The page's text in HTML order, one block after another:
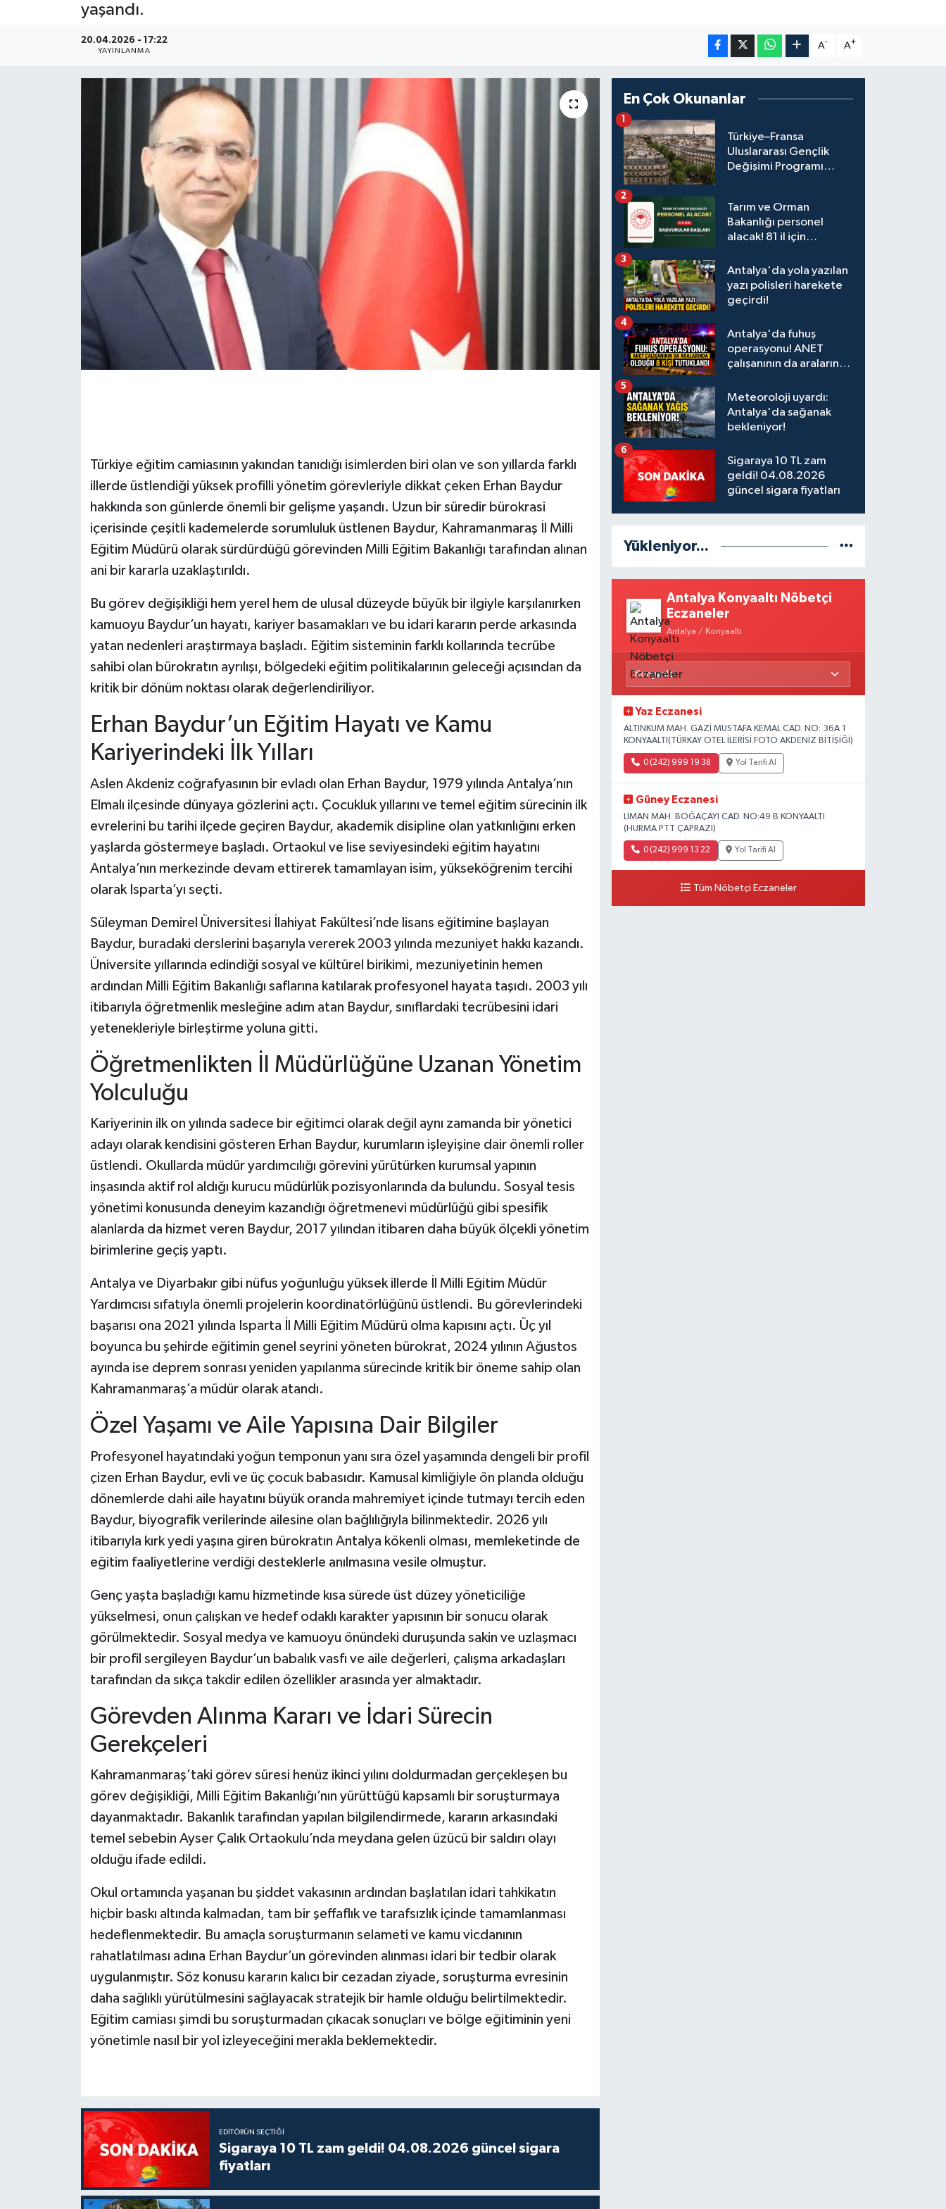
yaşandı.
20.04.2026 - 17:22
YAYINLANMA
A- A+
Türkiye eğitim camiasının yakından tanıdığı isimlerden biri olan ve son yıllarda farklı
illerde üstlendiği yüksek profilli yönetim görevleriyle dikkat çeken Erhan Baydur
hakkında son günlerde önemli bir gelişme yaşandı. Uzun bir süredir bürokrasi
içerisinde çeşitli kademelerde sorumluluk üstlenen Baydur, Kahramanmaraş İl Milli
Eğitim Müdürü olarak sürdürdüğü görevinden Milli Eğitim Bakanlığı tarafından alınan
ani bir kararla uzaklaştırıldı.
Bu görev değişikliği hem yerel hem de ulusal düzeyde büyük bir ilgiyle karşılanırken
kamuoyu Baydur’un hayatı, kariyer basamakları ve bu idari kararın perde arkasında
yatan nedenleri araştırmaya başladı. Eğitim sisteminin farklı kollarında tecrübe
sahibi olan bürokratın ayrılışı, bölgedeki eğitim politikalarının geleceği açısından da
kritik bir dönüm noktası olarak değerlendiriliyor.
Erhan Baydur’un Eğitim Hayatı ve Kamu
Kariyerindeki İlk Yılları
Aslen Akdeniz coğrafyasının bir evladı olan Erhan Baydur, 1979 yılında Antalya’nın
Elmalı ilçesinde dünyaya gözlerini açtı. Çocukluk yıllarını ve temel eğitim sürecinin ilk
evrelerini bu tarihi ilçede geçiren Baydur, akademik disipline olan yatkınlığını erken
yaşlarda göstermeye başladı. Ortaokul ve lise seviyesindeki eğitim hayatını
Antalya’nın merkezinde devam ettirerek tamamlayan isim, yükseköğrenim tercihi
olarak Isparta’yı seçti.
Süleyman Demirel Üniversitesi İlahiyat Fakültesi’nde lisans eğitimine başlayan
Baydur, buradaki derslerini başarıyla vererek 2003 yılında mezuniyet hakkı kazandı.
Üniversite yıllarında edindiği sosyal ve kültürel birikimi, mezuniyetinin hemen
ardından Milli Eğitim Bakanlığı saflarına katılarak profesyonel hayata taşıdı. 2003 yılı
itibarıyla öğretmenlik mesleğine adım atan Baydur, sınıflardaki tecrübesini idari
yetenekleriyle birleştirme yoluna gitti.
Öğretmenlikten İl Müdürlüğüne Uzanan Yönetim
Yolculuğu
Kariyerinin ilk on yılında sadece bir eğitimci olarak değil aynı zamanda bir yönetici
adayı olarak kendisini gösteren Erhan Baydur, kurumların işleyişine dair önemli roller
üstlendi. Okullarda müdür yardımcılığı görevini yürütürken kurumsal yapının
inşasında aktif rol aldığı kurucu müdürlük pozisyonlarında da bulundu. Sosyal tesis
yönetimi konusunda deneyim kazandığı öğretmenevi müdürlüğü gibi spesifik
alanlarda da hizmet veren Baydur, 2017 yılından itibaren daha büyük ölçekli yönetim
birimlerine geçiş yaptı.
Antalya ve Diyarbakır gibi nüfus yoğunluğu yüksek illerde İl Milli Eğitim Müdür
Yardımcısı sıfatıyla önemli projelerin koordinatörlüğünü üstlendi. Bu görevlerindeki
başarısı ona 2021 yılında Isparta İl Milli Eğitim Müdürü olma kapısını açtı. Üç yıl
boyunca bu şehirde eğitimin genel seyrini yöneten bürokrat, 2024 yılının Ağustos
ayında ise deprem sonrası yeniden yapılanma sürecinde kritik bir öneme sahip olan
Kahramanmaraş’a müdür olarak atandı.
Özel Yaşamı ve Aile Yapısına Dair Bilgiler
Profesyonel hayatındaki yoğun temponun yanı sıra özel yaşamında dengeli bir profil
çizen Erhan Baydur, evli ve üç çocuk babasıdır. Kamusal kimliğiyle ön planda olduğu
dönemlerde dahi aile hayatını büyük oranda mahremiyet içinde tutmayı tercih eden
Baydur, biyografik verilerinde ailesine olan bağlılığıyla bilinmektedir. 2026 yılı
itibarıyla kırk yedi yaşına giren bürokratın Antalya kökenli olması, memleketinde de
eğitim faaliyetlerine verdiği desteklerle anılmasına vesile olmuştur.
Genç yaşta başladığı kamu hizmetinde kısa sürede üst düzey yöneticiliğe
yükselmesi, onun çalışkan ve hedef odaklı karakter yapısının bir sonucu olarak
görülmektedir. Sosyal medya ve kamuoyu önündeki duruşunda sakin ve uzlaşmacı
bir profil sergileyen Baydur’un babalık vasfı ve aile değerleri, çalışma arkadaşları
tarafından da sıkça takdir edilen özellikler arasında yer almaktadır.
Görevden Alınma Kararı ve İdari Sürecin
Gerekçeleri
Kahramanmaraş’taki görev süresi henüz ikinci yılını doldurmadan gerçekleşen bu
görev değişikliği, Milli Eğitim Bakanlığı’nın yürüttüğü kapsamlı bir soruşturmaya
dayanmaktadır. Bakanlık tarafından yapılan bilgilendirmede, kararın arkasındaki
temel sebebin Ayser Çalık Ortaokulu’nda meydana gelen üzücü bir saldırı olayı
olduğu ifade edildi.
Okul ortamında yaşanan bu şiddet vakasının ardından başlatılan idari tahkikatın
hiçbir baskı altında kalmadan, tam bir şeffaflık ve tarafsızlık içinde tamamlanması
hedeflenmektedir. Bu amaçla soruşturmanın selameti ve kamu vicdanının
rahatlatılması adına Erhan Baydur’un görevinden alınması idari bir tedbir olarak
uygulanmıştır. Söz konusu kararın kalıcı bir cezadan ziyade, soruşturma evresinin
daha sağlıklı yürütülmesini sağlayacak stratejik bir hamle olduğu belirtilmektedir.
Eğitim camiası şimdi bu soruşturmadan çıkacak sonuçları ve bölge eğitiminin yeni
yönetimle nasıl bir yol izleyeceğini merakla beklemektedir.
EDITÖRÜN SEÇTIĞI
Sigaraya 10 TL zam geldi! 04.08.2026 güncel sigara
fiyatları
En Çok Okunanlar
Türkiye–Fransa
Uluslararası Gençlik
Değişimi Programı
1
Tarım ve Orman
Bakanlığı personel
alacak! 81 il için
2
Antalya'da yola yazılan
yazı polisleri harekete
geçirdi!
3
Antalya'da fuhuş
operasyonu! ANET
çalışanının da aralarında
4
Meteoroloji uyardı:
Antalya'da sağanak
bekleniyor!
5
Sigaraya 10 TL zam
geldi! 04.08.2026
güncel sigara fiyatları
6
Yükleniyor...
Antalya Konyaaltı Nöbetçi
Eczaneler
Antalya / Konyaaltı
Yaz Eczanesi
ALTINKUM MAH. GAZİ MUSTAFA KEMAL CAD. NO: 36A 1
KONYAALTI(TÜRKAY OTEL İLERİSİ.FOTO AKDENİZ BİTİŞİĞİ)
0 (242) 999 19 38 Yol Tarifi Al
Güney Eczanesi
LİMAN MAH. BOĞAÇAYI CAD. NO:49 B KONYAALTI
(HURMA PTT ÇAPRAZI)
0 (242) 999 13 22 Yol Tarifi Al
Tüm Nöbetçi Eczaneler